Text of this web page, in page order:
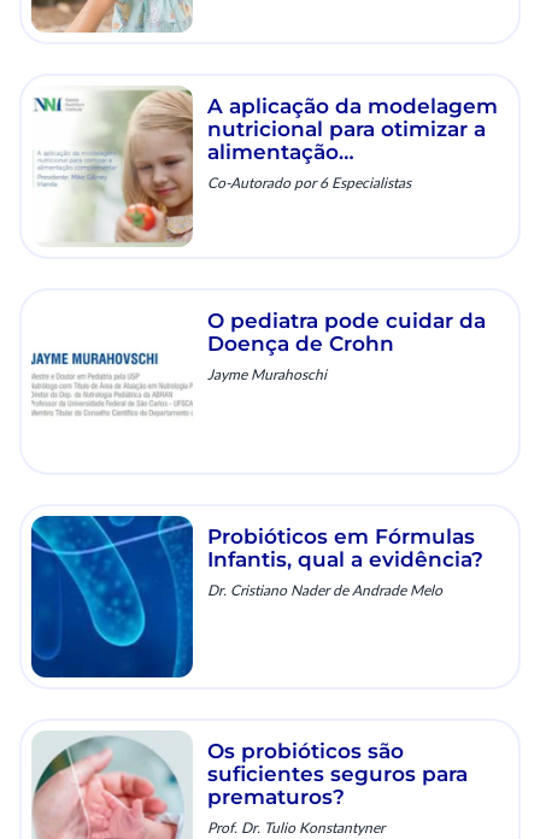
A aplicação da modelagem
nutricional para otimizar a
alimentação
complementar
Co-Autorado por 6 Especialistas
O pediatra pode cuidar da
Doença de Crohn
Jayme Murahoschi
Probióticos em Fórmulas
Infantis, qual a evidência?
Dr. Cristiano Nader de Andrade Melo
Os probióticos são
suficientes seguros para
prematuros?
Prof. Dr. Tulio Konstantyner